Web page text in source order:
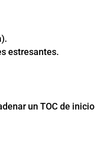
estresantes.
un TOC de